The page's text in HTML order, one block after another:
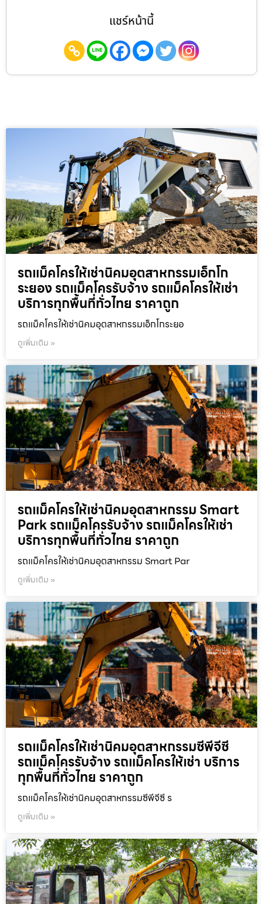
แชร์หน้านี้
รถแม็คโครให้เช่านิคมอุตสาหกรรมเอ็กโก
ระยอง รถแม็คโครรับจ้าง รถแม็คโครให้เช่า
บริการทุกพื้นที่ทั่วไทย ราคาถูก
รถแม็คโครให้เช่านิคมอุตสาหกรรมเอ็กโกระยอ
ดูเพิ่มเติม »
รถแม็คโครให้เช่านิคมอุตสาหกรรม Smart
Park รถแม็คโครรับจ้าง รถแม็คโครให้เช่า
บริการทุกพื้นที่ทั่วไทย ราคาถูก
รถแม็คโครให้เช่านิคมอุตสาหกรรม Smart Par
ดูเพิ่มเติม »
รถแม็คโครให้เช่านิคมอุตสาหกรรมซีพีจีซี
รถแม็คโครรับจ้าง รถแม็คโครให้เช่า บริการ
ทุกพื้นที่ทั่วไทย ราคาถูก
รถแม็คโครให้เช่านิคมอุตสาหกรรมซีพีจีซี ร
ดูเพิ่มเติม »